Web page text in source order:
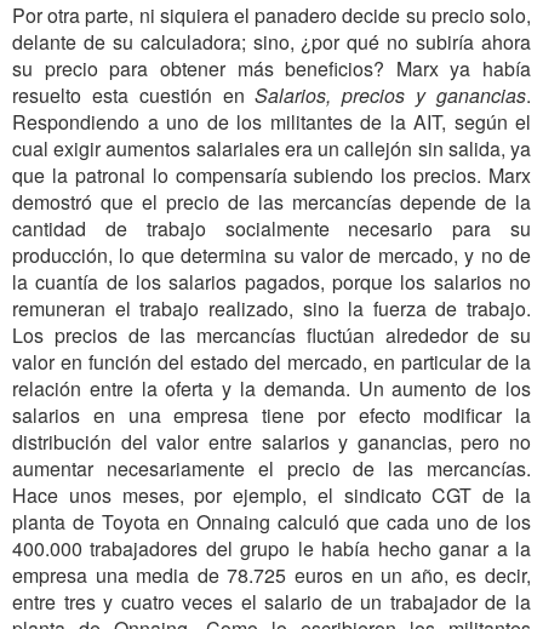
Por otra parte, ni siquiera el panadero decide su precio solo,
delante de su calculadora; sino, ¿por qué no subiría ahora
su precio para obtener más beneficios? Marx ya había
resuelto esta cuestión enSalarios, precios y ganancias.
Respondiendo a uno de los militantes de la AIT, según el
cual exigir aumentos salariales era un callejón sin salida, ya
que la patronal lo compensaría subiendo los precios. Marx
demostró que el precio de las mercancías depende de la
cantidad de trabajo socialmente necesario para su
producción, lo que determina su valor de mercado, y no de
la cuantía de los salarios pagados, porque los salarios no
remuneran el trabajo realizado, sino la fuerza de trabajo.
Los precios de las mercancías fluctúan alrededor de su
valor en función del estado del mercado, en particular de la
relación entre la oferta y la demanda. Un aumento de los
salarios en una empresa tiene por efecto modificar la
distribución del valor entre salarios y ganancias, pero no
aumentar necesariamente el precio de las mercancías.
Hace unos meses, por ejemplo, el sindicato CGT de la
planta de Toyota en Onnaing calculó que cada uno de los
400.000 trabajadores del grupo le había hecho ganar a la
empresa una media de 78.725 euros en un año, es decir,
entre tres y cuatro veces el salario de un trabajador de la